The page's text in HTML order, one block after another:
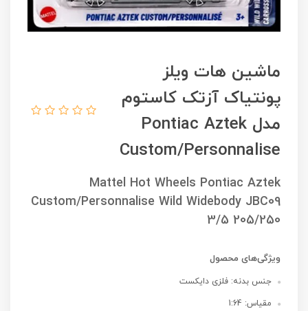
ماشین هات ویلز
پونتیاک آزتک کاستوم
مدل Pontiac Aztek
Custom/Personnalise
Mattel Hot Wheels ‌Pontiac Aztek
Custom/Personnalise Wild Widebody JBC09
3/5 205/250
ویژگی‌های محصول
جنس بدنه: فلزی دایکست
مقیاس: 1:64